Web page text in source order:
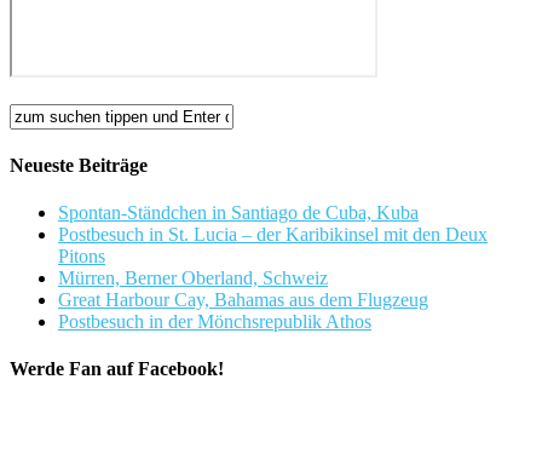
Neueste Beiträge
Spontan-Ständchen in Santiago de Cuba, Kuba
Postbesuch in St. Lucia – der Karibikinsel mit den Deux
Pitons
Mürren, Berner Oberland, Schweiz
Great Harbour Cay, Bahamas aus dem Flugzeug
Postbesuch in der Mönchsrepublik Athos
Werde Fan auf Facebook!